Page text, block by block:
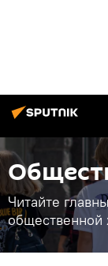
Читайте